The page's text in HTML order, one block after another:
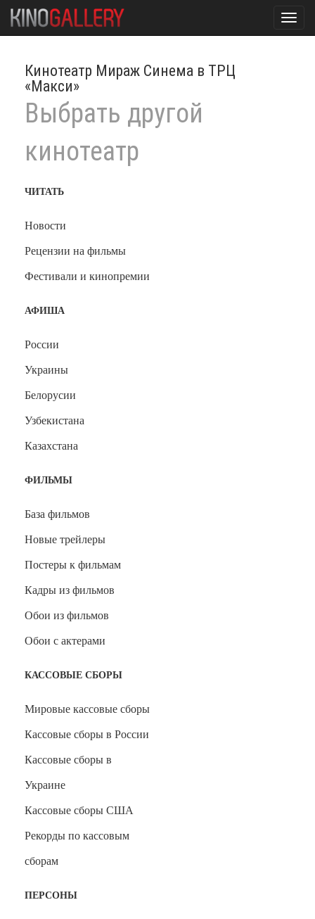
Кинотеатр Мираж Синема в ТРЦ
«Макси»
Выбрать другой
кинотеатр
ЧИТАТЬ
Новости
Рецензии на фильмы
Фестивали и кинопремии
АФИША
России
Украины
Белорусии
Узбекистана
Казахстана
ФИЛЬМЫ
База фильмов
Новые трейлеры
Постеры к фильмам
Кадры из фильмов
Обои из фильмов
Обои с актерами
КАССОВЫЕ СБОРЫ
Мировые кассовые сборы
Кассовые сборы в России
Кассовые сборы в
Украине
Кассовые сборы США
Рекорды по кассовым
сборам
ПЕРСОНЫ